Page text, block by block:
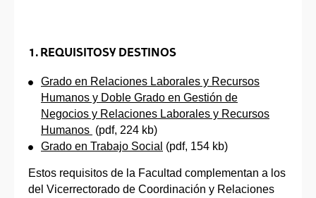
1. REQUISITOS Y DESTINOS
Grado en Relaciones Laborales y Recursos
Humanos y Doble Grado en Gestión de
Negocios y Relaciones Laborales y Recursos
Humanos (pdf, 224 kb)
Grado en Trabajo Social (pdf, 154 kb)
Estos requisitos de la Facultad complementan a los
del Vicerrectorado de Coordinación y Relaciones